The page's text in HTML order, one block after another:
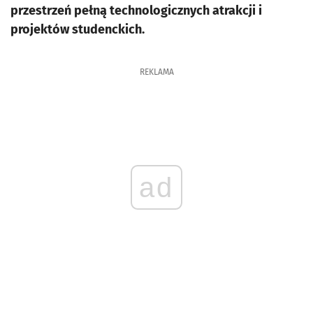
przestrzeń pełną technologicznych atrakcji i
projektów studenckich.
REKLAMA
ad